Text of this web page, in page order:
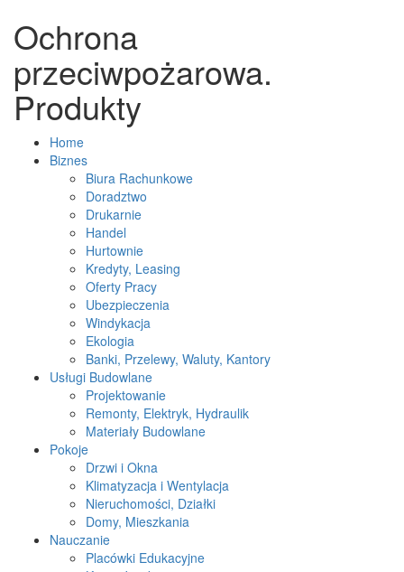
Ochrona
przeciwpożarowa.
Produkty
Home
Biznes
Biura Rachunkowe
Doradztwo
Drukarnie
Handel
Hurtownie
Kredyty, Leasing
Oferty Pracy
Ubezpieczenia
Windykacja
Ekologia
Banki, Przelewy, Waluty, Kantory
Usługi Budowlane
Projektowanie
Remonty, Elektryk, Hydraulik
Materiały Budowlane
Pokoje
Drzwi i Okna
Klimatyzacja i Wentylacja
Nieruchomości, Działki
Domy, Mieszkania
Nauczanie
Placówki Edukacyjne